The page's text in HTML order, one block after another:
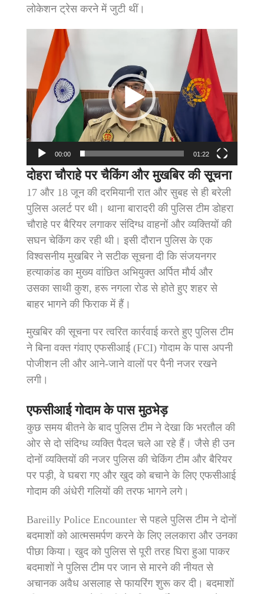
लोकेशन ट्रेस करने में जुटी थीं।
Player
00:00 01:22
दोहरा चौराहे पर चैकिंग और मुखबिर की सूचना
17 और 18 जून की दरमियानी रात और सुबह से ही बरेली
पुलिस अलर्ट पर थी। थाना बारादरी की पुलिस टीम डोहरा
चौराहे पर बैरियर लगाकर संदिग्ध वाहनों और व्यक्तियों की
सघन चेकिंग कर रही थी। इसी दौरान पुलिस के एक
विश्वसनीय मुखबिर ने सटीक सूचना दी कि संजयनगर
हत्याकांड का मुख्य वांछित अभियुक्त अर्पित मौर्य और
उसका साथी कुश, हरू नगला रोड से होते हुए शहर से
बाहर भागने की फिराक में हैं।
मुखबिर की सूचना पर त्वरित कार्रवाई करते हुए पुलिस टीम
ने बिना वक्त गंवाए एफसीआई (FCI) गोदाम के पास अपनी
पोजीशन ली और आने-जाने वालों पर पैनी नजर रखने
लगी।
एफसीआई गोदाम के पास मुठभेड़
कुछ समय बीतने के बाद पुलिस टीम ने देखा कि भरतौल की
ओर से दो संदिग्ध व्यक्ति पैदल चले आ रहे हैं। जैसे ही उन
दोनों व्यक्तियों की नजर पुलिस की चेकिंग टीम और बैरियर
पर पड़ी, वे घबरा गए और खुद को बचाने के लिए एफसीआई
गोदाम की अंधेरी गलियों की तरफ भागने लगे।
Bareilly Police Encounter से पहले पुलिस टीम ने दोनों
बदमाशों को आत्मसमर्पण करने के लिए ललकारा और उनका
पीछा किया। खुद को पुलिस से पूरी तरह घिरा हुआ पाकर
बदमाशों ने पुलिस टीम पर जान से मारने की नीयत से
अचानक अवैध असलाह से फायरिंग शुरू कर दी। बदमाशों